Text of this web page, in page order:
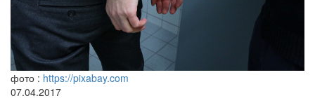
фото : https://pixabay.com
07.04.2017